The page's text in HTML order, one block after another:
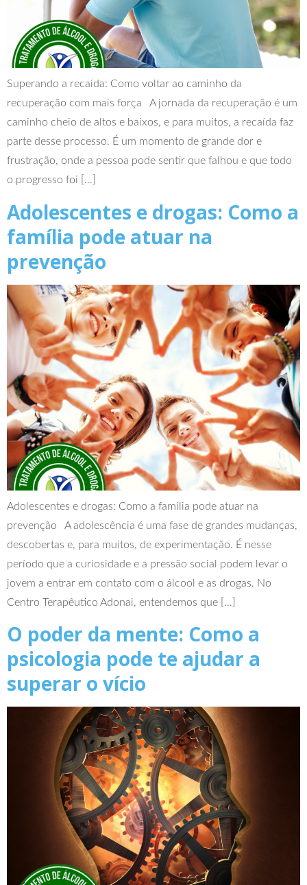
Superando a recaída: Como voltar ao caminho da
recuperação com mais força A jornada da recuperação é um
caminho cheio de altos e baixos, e para muitos, a recaída faz
parte desse processo. É um momento de grande dor e
frustração, onde a pessoa pode sentir que falhou e que todo
o progresso foi […]
Adolescentes e drogas: Como a
família pode atuar na
prevenção
Adolescentes e drogas: Como a família pode atuar na
prevenção A adolescência é uma fase de grandes mudanças,
descobertas e, para muitos, de experimentação. É nesse
período que a curiosidade e a pressão social podem levar o
jovem a entrar em contato com o álcool e as drogas. No
Centro Terapêutico Adonai, entendemos que […]
O poder da mente: Como a
psicologia pode te ajudar a
superar o vício